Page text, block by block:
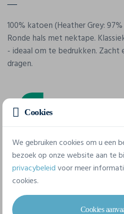
100% katoen (Heather Grey:
Ronde hals met nektape.
- ideaal om te bedrukken.
dragen.
Eigenschappen
Merk
Fol
Cookies
We gebruiken cookies om u een
bezoek op onze website aan te
privacybeleidvoor meer
cookies.
Cookies